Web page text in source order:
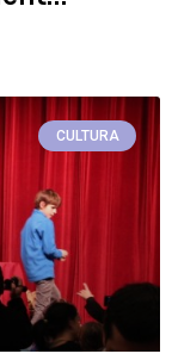
CULTURA